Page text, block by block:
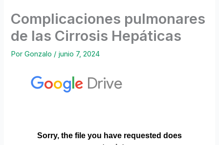
Complicaciones pulmonares
de las Cirrosis Hepáticas
PorGonzalo / junio 7, 2024